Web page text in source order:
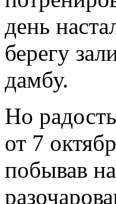
день
берегу
дамбу.
Но
от 7
побывав